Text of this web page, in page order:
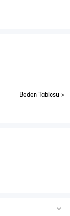
Beden Tablosu